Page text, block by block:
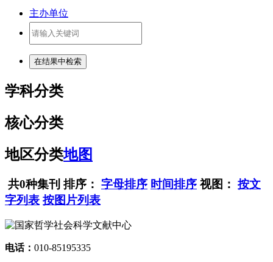
主办单位
学科分类
核心分类
地区分类地图
共0种集刊 排序： 字母排序 时间排序 视图： 按文
字列表 按图片列表
电话： 010-85195335